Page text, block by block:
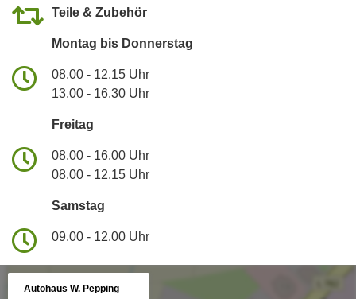
Teile & Zubehör
Montag bis Donnerstag
08.00 - 12.15 Uhr
13.00 - 16.30 Uhr
Freitag
08.00 - 16.00 Uhr
08.00 - 12.15 Uhr
Samstag
09.00 - 12.00 Uhr
Autohaus W. Pepping